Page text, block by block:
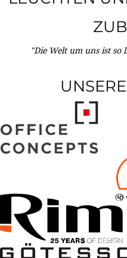
"Die Welt um uns ist